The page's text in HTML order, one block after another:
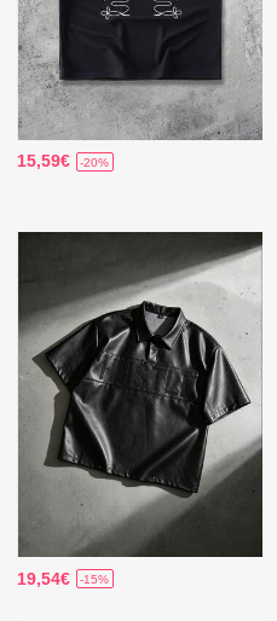
15,59€ -20%
19,54€ -15%